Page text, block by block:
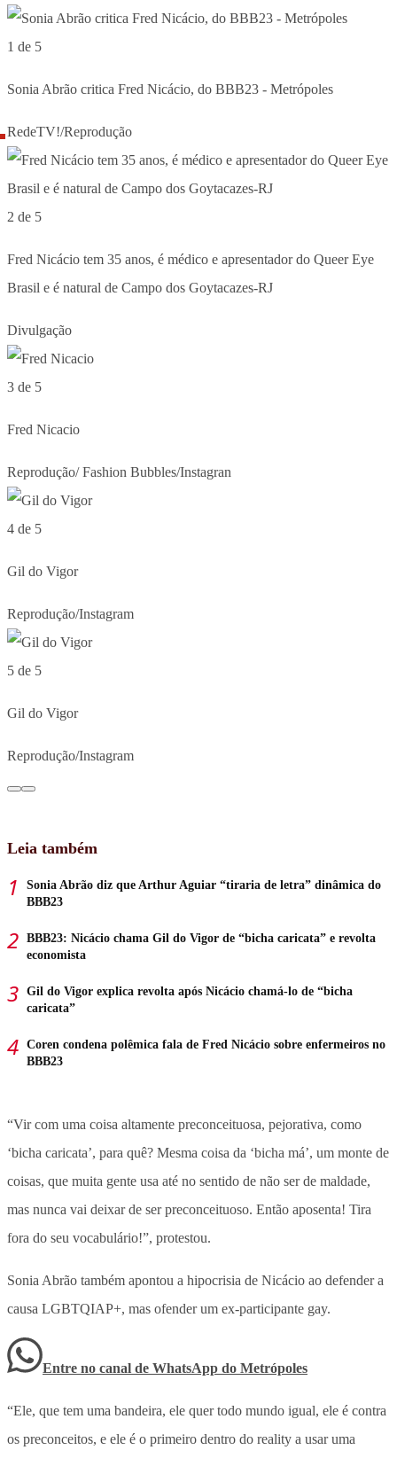
1 de 5
Sonia Abrão critica Fred Nicácio, do BBB23 - Metrópoles
RedeTV!/Reprodução
2 de 5
Fred Nicácio tem 35 anos, é médico e apresentador do Queer Eye
Brasil e é natural de Campo dos Goytacazes-RJ
Divulgação
3 de 5
Fred Nicacio
Reprodução/ Fashion Bubbles/Instagran
4 de 5
Gil do Vigor
Reprodução/Instagram
5 de 5
Gil do Vigor
Reprodução/Instagram
Leia também
Sonia Abrão diz que Arthur Aguiar “tiraria de letra” dinâmica do
BBB23
BBB23: Nicácio chama Gil do Vigor de “bicha caricata” e revolta
economista
Gil do Vigor explica revolta após Nicácio chamá-lo de “bicha
caricata”
Coren condena polêmica fala de Fred Nicácio sobre enfermeiros no
BBB23
“Vir com uma coisa altamente preconceituosa, pejorativa, como
‘bicha caricata’, para quê? Mesma coisa da ‘bicha má’, um monte de
coisas, que muita gente usa até no sentido de não ser de maldade,
mas nunca vai deixar de ser preconceituoso. Então aposenta! Tira
fora do seu vocabulário!”, protestou.
Sonia Abrão também apontou a hipocrisia de Nicácio ao defender a
causa LGBTQIAP+, mas ofender um ex-participante gay.
Entre no canal de WhatsApp do Metrópoles
“Ele, que tem uma bandeira, ele quer todo mundo igual, ele é contra
os preconceitos, e ele é o primeiro dentro do reality a usar uma